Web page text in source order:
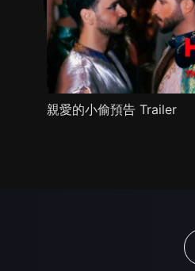
親愛的小偷預告 Trailer